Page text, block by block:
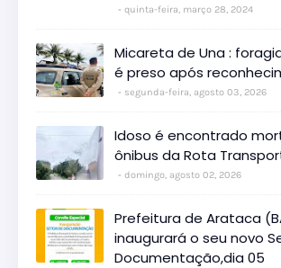
quinta-feira, março 28, 2024
Micareta de Una :
é preso após
segunda-feira, agosto 03, 2026
Idoso é encontrado
ônibus da Rota
domingo, agosto 02, 2026
Prefeitura de Arataca
inaugurará o seu novo
Documentação,dia 05